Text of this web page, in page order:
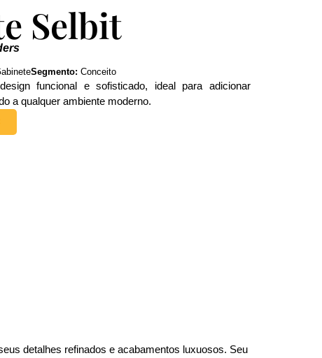
Selbit
Segmento: Conceito
funcional e sofisticado, ideal para adicionar
a qualquer ambiente moderno.
detalhes refinados e acabamentos luxuosos. Seu